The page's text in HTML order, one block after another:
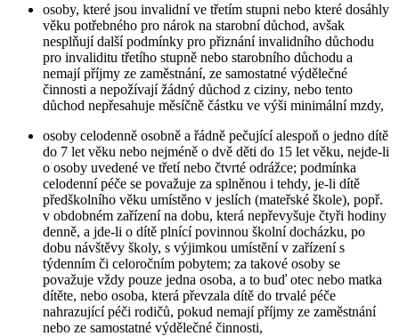
osoby, které jsou invalidní ve třetím stupni nebo které dosáhly
věku potřebného pro nárok na starobní důchod, avšak
nesplňují další podmínky pro přiznání invalidního důchodu
pro invaliditu třetího stupně nebo starobního důchodu a
nemají příjmy ze zaměstnání, ze samostatné výdělečné
činnosti a nepožívají žádný důchod z ciziny, nebo tento
důchod nepřesahuje měsíčně částku ve výši minimální mzdy,
osoby celodenně osobně a řádně pečující alespoň o jedno dítě
do 7 let věku nebo nejméně o dvě děti do 15 let věku, nejde-li
o osoby uvedené ve třetí nebo čtvrté odrážce; podmínka
celodenní péče se považuje za splněnou i tehdy, je-li dítě
předškolního věku umístěno v jeslích (mateřské škole), popř.
v obdobném zařízení na dobu, která nepřevyšuje čtyři hodiny
denně, a jde-li o dítě plnící povinnou školní docházku, po
dobu návštěvy školy, s výjimkou umístění v zařízení s
týdenním či celoročním pobytem; za takové osoby se
považuje vždy pouze jedna osoba, a to buď otec nebo matka
dítěte, nebo osoba, která převzala dítě do trvalé péče
nahrazující péči rodičů, pokud nemají příjmy ze zaměstnání
nebo ze samostatné výdělečné činnosti,